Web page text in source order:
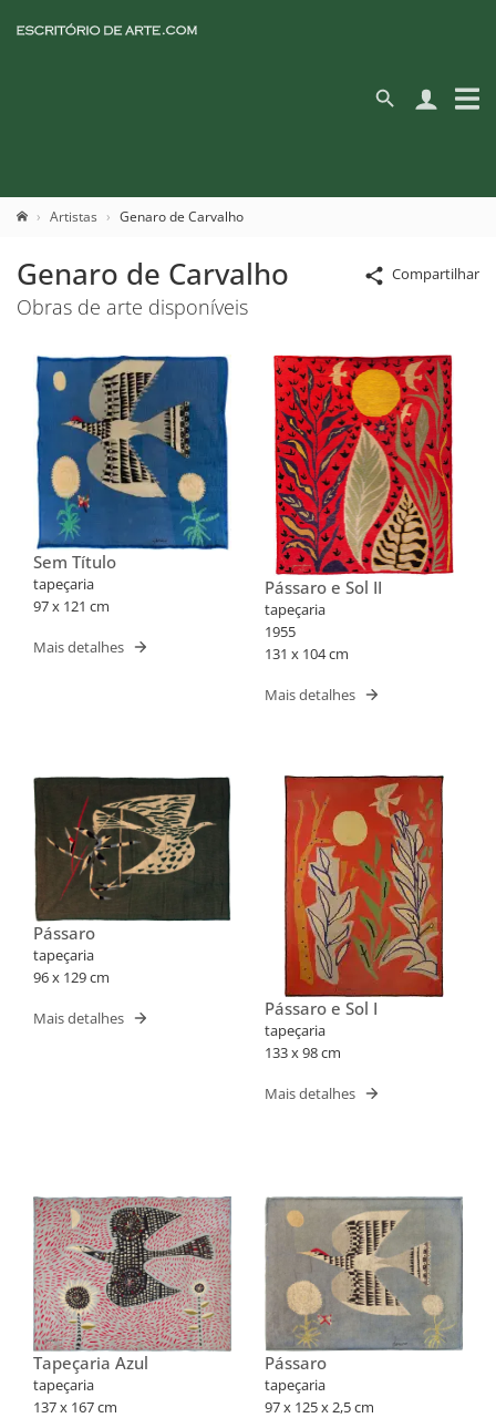
Artistas Genaro de Carvalho
Compartilhar
Genaro de Carvalho
Obras de arte disponíveis
Sem Título
tapeçaria
97 x 121 cm
Mais detalhes
Pássaro e Sol II
tapeçaria
1955
131 x 104 cm
Mais detalhes
Pássaro
tapeçaria
96 x 129 cm
Mais detalhes Pássaro e Sol I
tapeçaria
133 x 98 cm
Mais detalhes
Tapeçaria Azul
tapeçaria
137 x 167 cm
Pássaro
tapeçaria
97 x 125 x 2,5 cm